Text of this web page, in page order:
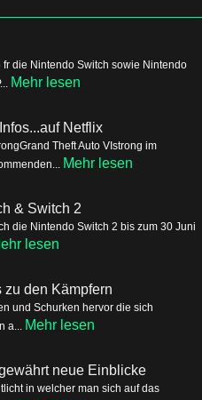
die Nintendo Switch sowie Nintendo
Mehr lesen
Netflix
Theft Auto VIstrong im
Mehr lesen
& Switch 2
die Nintendo Switch 2 bis zum 30 Juni
lesen
den Kämpfern
und Schurken hervor die sich
a... Mehr lesen
neue Einblicke
in welcher man sich auf das